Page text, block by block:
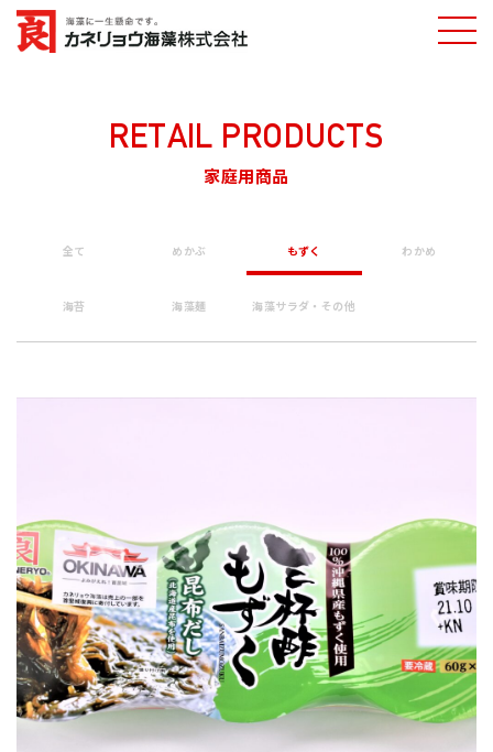
株式会社
ホーム 家庭用商品一覧 三杯酢もずく
RETAIL PRODUCTS
家庭用商品
全て めかぶ もずく わかめ
海苔 海藻麺 海藻サラダ・その他